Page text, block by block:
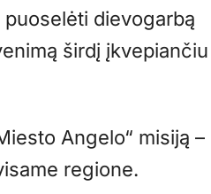
dievogarbą
širdį įkvepiančiu
Angelo“ misiją –
regione.